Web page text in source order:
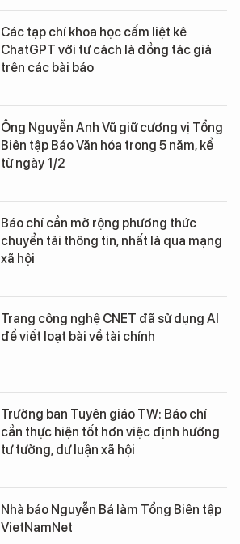
Các tạp chí khoa học cấm liệt kê
ChatGPT với tư cách là đồng tác giả
trên các bài báo
Ông Nguyễn Anh Vũ giữ cương vị Tổng
Biên tập Báo Văn hóa trong 5 năm, kể
từ ngày 1/2
Báo chí cần mở rộng phương thức
chuyển tải thông tin, nhất là qua mạng
xã hội
Trang công nghệ CNET đã sử dụng AI
để viết loạt bài về tài chính
Trưởng ban Tuyên giáo TW: Báo chí
cần thực hiện tốt hơn việc định hướng
tư tưởng, dư luận xã hội
Nhà báo Nguyễn Bá làm Tổng Biên tập
VietNamNet